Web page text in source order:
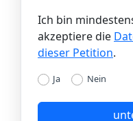
Ich bin
akzeptiere die
dieser Petition.
Ja Nein